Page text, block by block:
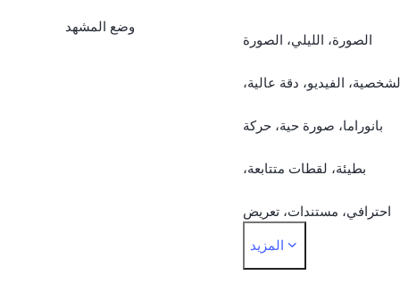
وضع المشهد
الصورة، الليلي، الصورة
الفيديو، دقة عالية،
بانوراما، صورة حية، حركة
بطيئة، لقطات متتابعة،
احترافي، مستندات، تعريض
فيديو العرض المزدوج
المزيد